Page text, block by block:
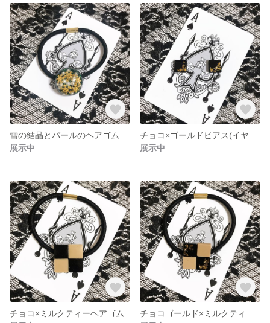
雪の結晶とパールのヘアゴム
展示中
展示中
チョコ×ミルクティーヘアゴム